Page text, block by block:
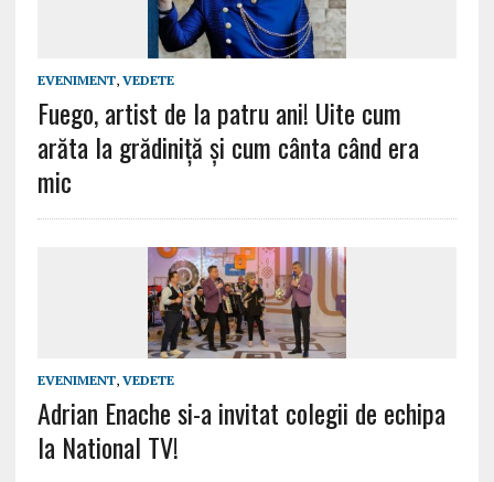
EVENIMENT, VEDETE
Fuego, artist de la patru ani! Uite cum
arăta la grădiniță și cum cânta când era
mic
EVENIMENT, VEDETE
Adrian Enache si-a invitat colegii de echipa
la National TV!